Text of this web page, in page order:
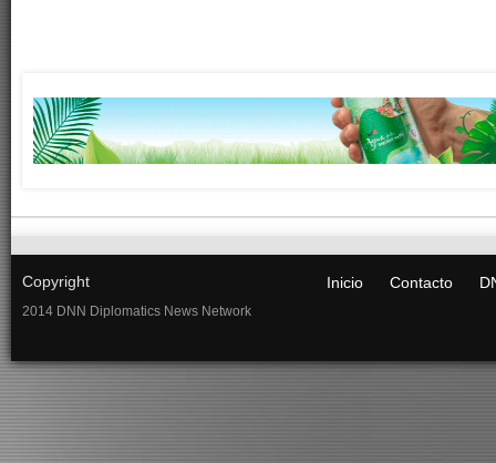
Copyright
2014 DNN Diplomatics News Network
Inicio Contacto